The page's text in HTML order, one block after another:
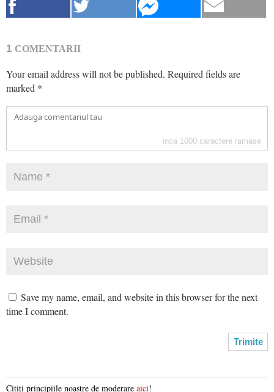
1 COMENTARII
Your email address will not be published. Required fields are
marked *
inca 1000 caractere ramase
Save my name, email, and website in this browser for the next
time I comment.
Citiți principiile noastre de moderare aici!